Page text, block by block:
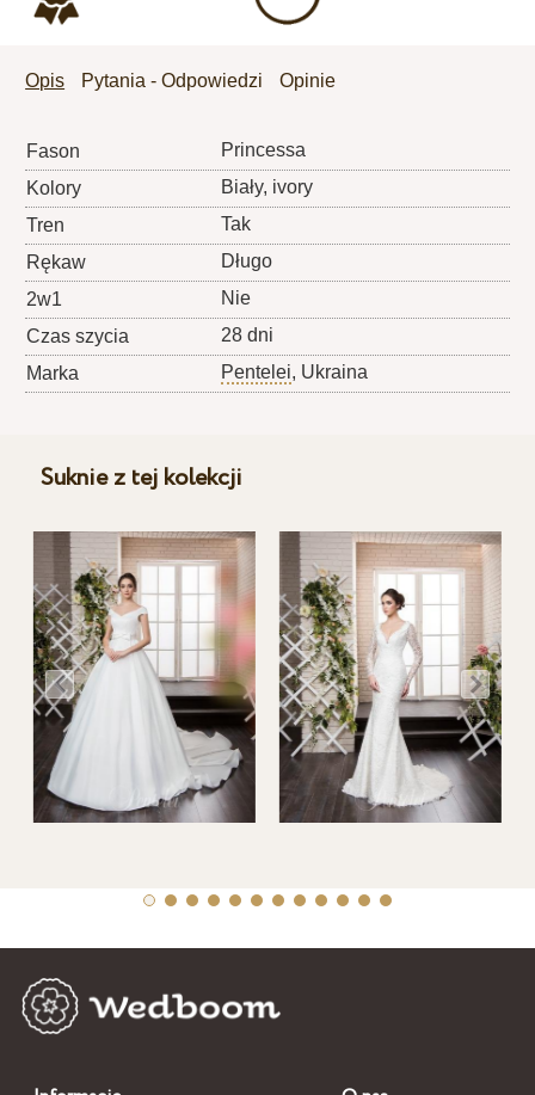
Opis Pytania - Odpowiedzi Opinie
Fason
Princessa
Kolory
Biały, ivory
Tren
Tak
Rękaw
Długo
2w1
Nie
Czas szycia
28 dni
Marka
Pentelei, Ukraina
Suknie z tej kolekcji